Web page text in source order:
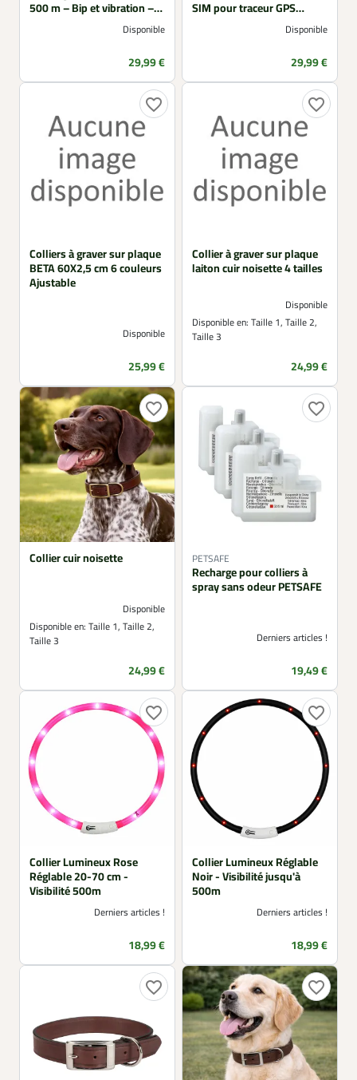
500 m – Bip et vibration –
Disponible
Prix
29,99 €
SIM pour traceur GPS
Disponible
Prix
29,99 €
favorite_border
Colliers à graver sur plaque
BETA 60X2,5 cm 6 couleurs
Ajustable
Disponible
Prix
25,99 €
favorite_border
Collier à graver sur plaque
laiton cuir noisette 4 tailles
Disponible
Disponible en: Taille 1, Taille 2,
Taille 3
Prix
24,99 €
favorite_border
Collier cuir noisette
Disponible
Disponible en: Taille 1, Taille 2,
Taille 3
Prix
24,99 €
favorite_border
PETSAFE
Recharge pour colliers à
spray sans odeur PETSAFE
Derniers articles !
Prix
19,49 €
favorite_border
Collier Lumineux Rose
Réglable 20-70 cm -
Visibilité 500m
Derniers articles !
Prix
18,99 €
favorite_border
Collier Lumineux Réglable
Noir - Visibilité jusqu'à
500m
Derniers articles !
Prix
18,99 €
favorite_border favorite_border